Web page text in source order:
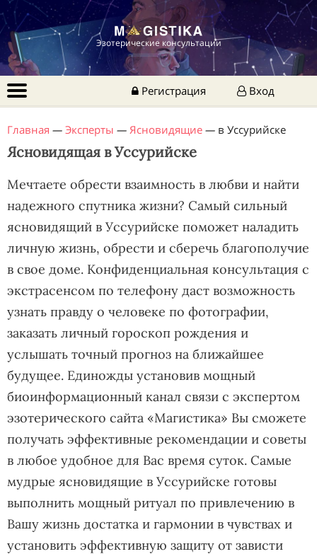
Эзотерические консультации
Регистрация Вход
Главная — Эксперты — Ясновидящие — в Уссурийске
Ясновидящая в Уссурийске
Мечтаете обрести взаимность в любви и найти
надежного спутника жизни? Самый сильный
ясновидящий в Уссурийске поможет наладить
личную жизнь, обрести и сберечь благополучие
в свое доме. Конфиденциальная консультация с
экстрасенсом по телефону даст возможность
узнать правду о человеке по фотографии,
заказать личный гороскоп рождения и
услышать точный прогноз на ближайшее
будущее. Единожды установив мощный
биоинформационный канал связи с экспертом
эзотерического сайта «Магистика» Вы сможете
получать эффективные рекомендации и советы
в любое удобное для Вас время суток. Самые
мудрые ясновидящие в Уссурийске готовы
выполнить мощный ритуал по привлечению в
Вашу жизнь достатка и гармонии в чувствах и
установить эффективную защиту от зависти